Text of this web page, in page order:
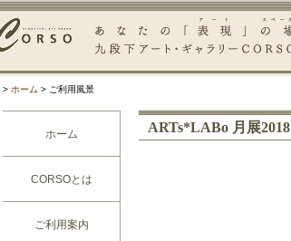
> ホーム > ご利用風景
ホーム
CORSOとは
ご利用案内
ARTs*LABo 月展2018